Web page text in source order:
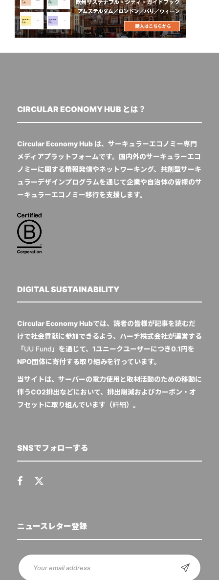
CIRCULAR ECONOMY HUB とは？
Circular Economy Hub は、サーキュラーエコノミー専門
メディアプラットフォームです。国内外のサーキュラーエコ
ノミーに関する情報発信やネットワーキング、共創型サーキ
ュラーデザインプログラムを通じて企業や自治体の皆様のサ
ーキュラーエコノミー移行を支援します。
DIGITAL SUSTAINABILITY
Circular Economy Hubでは、読者の皆様が記事を読むだ
けで社会貢献に参加できるよう、ハーチ株式会社が運営する
「UU Fund 」を通じて、1ユニークユーザーにつき0.1円を
NPO団体に寄付する取り組みを行っています。
当サイトは、サーバーの電力使用と取材活動のための移動に
伴うCO2排出などにおいて、排出削減およびカーボン・オ
フセットに取り組んでいます（詳細）。
SNSでフォローする
ニュースレター登録